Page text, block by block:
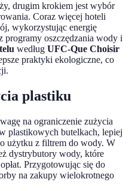
drugim krokiem jest wybór
Coraz więcej hoteli
wykorzystując energię
programy oszczędzania wody i
według UFC-Que Choisir
praktyki ekologiczne, co
plastiku
na ograniczenie zużycia
plastikowych butelkach, lepiej
użytku z filtrem do wody. W
dystrybutory wody, które
Przygotowując się do
na zakupy wielokrotnego